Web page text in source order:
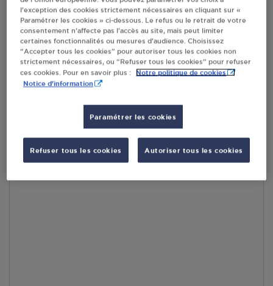
RECEVOIR LES COORDONNÉES DU REVENDEUR
En cliquant sur « S’y rendre », j’autorise le traitement
d’informations (dont mon adresse IP) et leur transfert hors UE
par Google Maps afin d’afficher la carte.
En savoir plus
Accès
l’exception des cookies strictement nécessaires en cliquant sur «
Paramétrer les cookies » ci-dessous. Le refus ou le retrait de votre
consentement n’affecte pas l’accès au site, mais peut limiter
certaines fonctionnalités ou mesures d’audience. Choisissez
“Accepter tous les cookies” pour autoriser tous les cookies non
strictement nécessaires, ou “Refuser tous les cookies” pour refuser
ces cookies. Pour en savoir plus :
Notre politique de cookies
Notice d'information
Paramétrer les cookies
Refuser tous les cookies Autoriser tous les cookies